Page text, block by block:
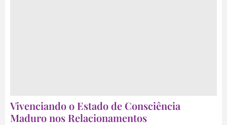
Vivenciando o Estado de Consciência
Maduro nos Relacionamentos